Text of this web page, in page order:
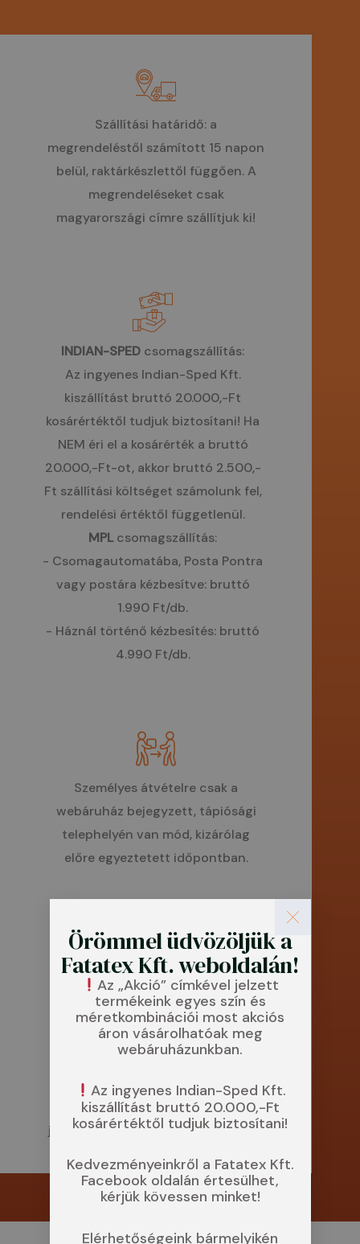
Szállítási határidő: a
megrendeléstől számított 15 napon
belül, raktárkészlettől függően. A
megrendeléseket csak
magyarországi címre szállítjuk ki!
INDIAN-SPED csomagszállítás:
Az ingyenes Indian-Sped Kft.
kiszállítást bruttó 20.000,-Ft
kosárértéktől tudjuk biztosítani! Ha
NEM éri el a kosárérték a bruttó
20.000,-Ft-ot, akkor bruttó 2.500,-
Ft szállítási költséget számolunk fel,
rendelési értéktől függetlenül.
MPLcsomagszállítás:
- Csomagautomatába, Posta Pontra
vagy postára kézbesítve: bruttó
1.990 Ft/db.
- Háznál történő kézbesítés: bruttó
4.990 Ft/db.
Személyes átvételre csak a
webáruház bejegyzett, tápiósági
telephelyén van mód, kizárólag
előre egyeztetett időpontban.
Személyes átvétel esetén, a
megrendelt terméket átadni csak a
megrendelés bruttó
történő maradéktalan, készpénzes
kiegyenlítését, vagy az előre utalás
jóváírását követően áll módunkban.
Örömmel üdvözöljük a
Fatatex Kft. weboldalán!
Az „Akció” címkével jelzett
termékeink egyes szín és
méretkombinációi most akciós
áron vásárolhatóak meg
webáruházunkban.
Az ingyenes Indian-Sped Kft.
kiszállítást bruttó 20.000,-Ft
kosárértéktől tudjuk biztosítani!
Kedvezményeinkről a Fatatex Kft.
Facebook oldalán értesülhet,
kérjük kövessen minket!
Elérhetőségeink bármelyikén